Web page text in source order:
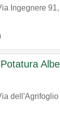
Ingegnere 91,
dell'Agrifoglio